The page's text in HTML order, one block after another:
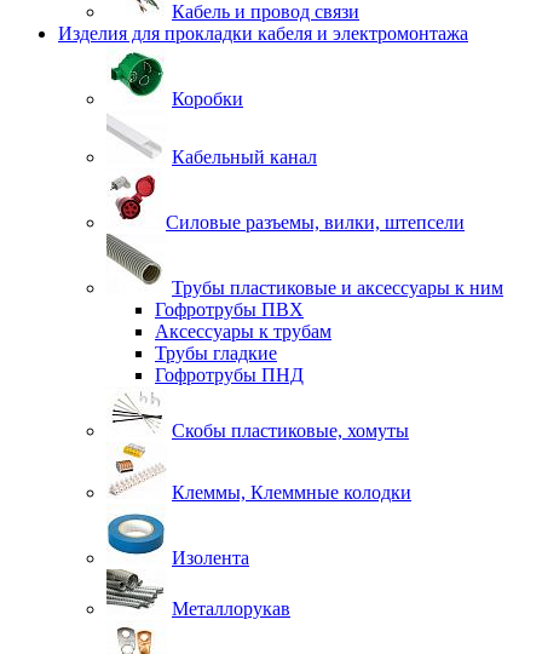
Кабель и провод связи
Изделия для прокладки кабеля и электромонтажа
Коробки
Кабельный канал
Силовые разъемы, вилки, штепсели
Трубы пластиковые и аксессуары к ним
Гофротрубы ПВХ
Аксессуары к трубам
Трубы гладкие
Гофротрубы ПНД
Скобы пластиковые, хомуты
Клеммы, Клеммные колодки
Изолента
Металлорукав